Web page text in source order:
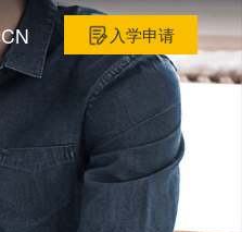
CN 入学申请